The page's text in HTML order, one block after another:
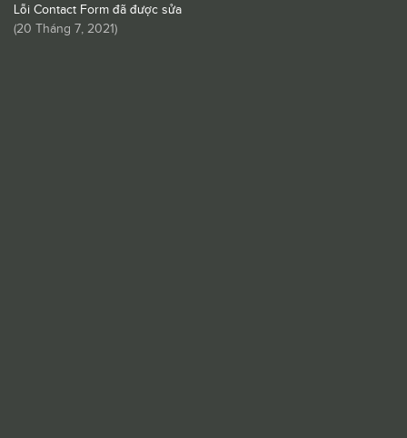
Lỗi Contact Form đã được sửa
(20 Tháng 7, 2021)